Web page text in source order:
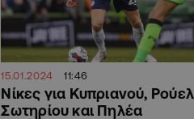
15.01.2024 11:46
Νίκες για Κυπριανού, Ρούελ
Σωτηρίου και Πηλέα